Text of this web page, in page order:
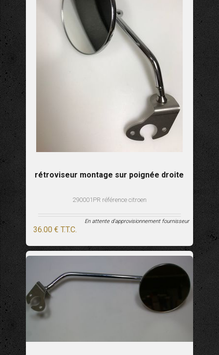
rétroviseur montage sur poignée droite
290001PR référence citroen
36.00 € T.T.C.
En attente d'approvisionnement fournisseur